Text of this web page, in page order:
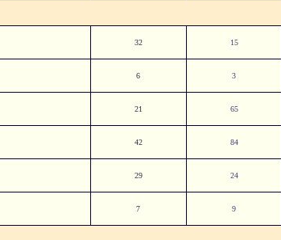
32 15
6 3
21 65
42 84
29 24
7 9